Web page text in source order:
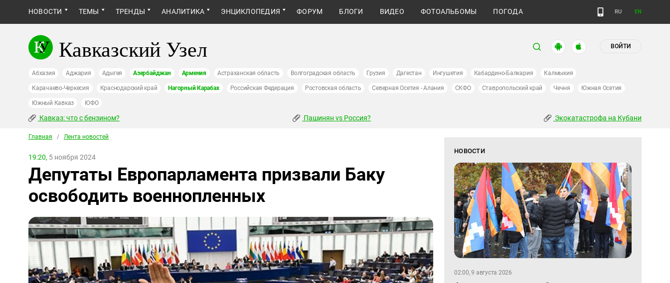
НОВОСТИ ТЕМЫ ТРЕНДЫ АНАЛИТИКА ЭНЦИКЛОПЕДИЯ ФОРУМ БЛОГИ ВИДЕО ФОТОАЛЬБОМЫ ПОГОДА RU EN
Кавказский Узел ВОЙТИ
Абхазия Аджария Адыгея Азербайджан Армения Астраханская область Волгоградская область Грузия Дагестан Ингушетия Кабардино-Балкария Калмыкия
Карачаево-Черкесия Краснодарский край Нагорный Карабах Российская Федерация Ростовская область Северная Осетия - Алания СКФО Ставропольский край Чечня Южная Осетия
Южный Кавказ ЮФО
Кавказ: что с бензином? Пашинян vs Россия? Экокатастрофа на Кубани
Главная / Лента новостей
19:20, 5 ноября 2024
Депутаты Европарламента призвали Баку
освободить военнопленных
НОВОСТИ
02:00, 9 августа 2026